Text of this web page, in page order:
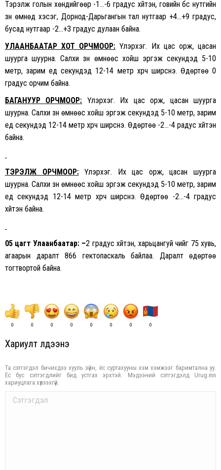
Тэрэлж голын хөндийгөөр -1…-6 градус хүйтэн, говийн бүс нутгийн
зүүн өмнөд хэсэг, Дорнод-Дарьгангын тал нутгаар +4…+9 градус,
бусад нутгаар -2…+3 градус дулаан байна.
УЛААНБААТАР ХОТ ОРЧМООР: Үүлэрхэг. Их цас орж, цасан
шуурга шуурна. Салхи зүүн өмнөөс хойш эргэж секундэд 5-10
метр, зарим үед секундэд 12-14 метр хүрч ширүүснэ. Өдөртөө 0
градус орчим байна.
БАГАНУУР ОРЧМООР: Үүлэрхэг. Их цас орж, цасан шуурга
шуурна. Салхи зүүн өмнөөс хойш эргэж секундэд 5-10 метр, зарим
үед секундэд 12-14 метр хүрч ширүүснэ. Өдөртөө -2…-4 радус хүйтэн
байна.
ТЭРЭЛЖ ОРЧМООР:
Үүлэрхэг. Их цас орж, цасан шуурга
шуурна. Салхи зүүн өмнөөс хойш эргэж секундэд 5-10 метр, зарим
үед секундэд 12-14 метр хүрч ширүүснэ. Өдөртөө -2…-4 градус
хүйтэн байна.
05 цагт Улаанбаатар: –2 градус хүйтэн, харьцангуй чийг 75 хувь,
агаарын даралт 866 гектопаскаль байлаа. Даралт өдөртөө
тогтвортой байна.
0 0 0 0 0 0 0 0
Хариулт үлдээнэ үү
Та сэтгэгдэл бичихдээ хууль зүйн, ёс суртахууны хэм хэмжээг баримтална уу.
Ёс бус сэтгэгдлийг бид устгах эрхтэй. Мэдээний сэтгэгдэлд Urug.mn
хариуцлага хүлээхгүй.
Comment